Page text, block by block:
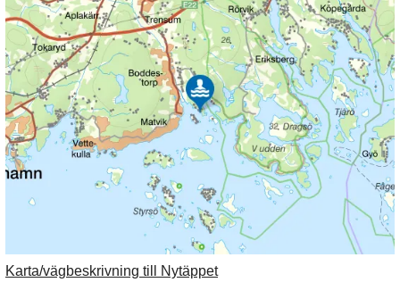
Karta/vägbeskrivning till Nytäppet